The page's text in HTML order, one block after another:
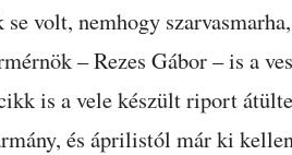
volt, nemhogy
– Rezes Gábor – is a
is a vele készült riport
és áprilistól már ki